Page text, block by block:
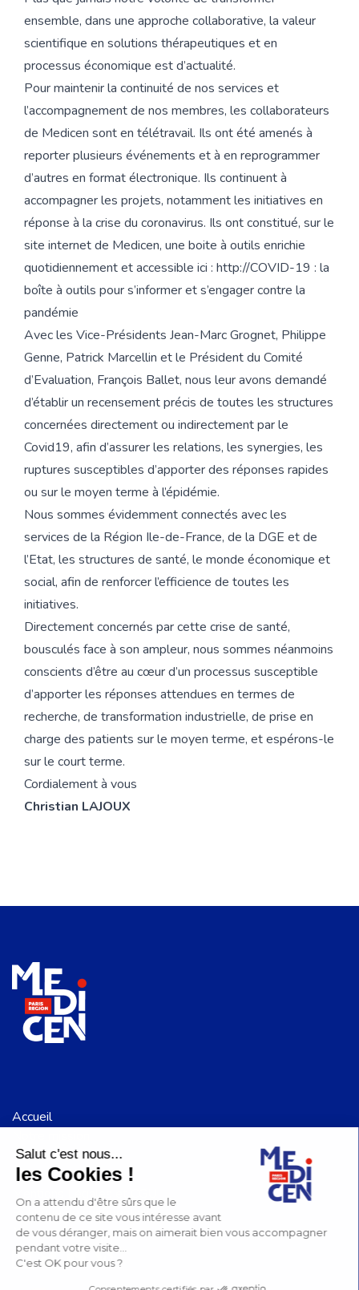
Salut c'est nous...
les Cookies !
On a attendu d'être sûrs que le
contenu de ce site vous intéresse avant
de vous déranger, mais on aimerait bien vous accompagner
pendant votre visite...
C'est OK pour vous ?
ensemble, dans une approche collaborative, la valeur
scientifique en solutions thérapeutiques et en
processus économique est d’actualité.
Pour maintenir la continuité de nos services et
l’accompagnement de nos membres, les collaborateurs
de Medicen sont en télétravail. Ils ont été amenés à
reporter plusieurs événements et à en reprogrammer
d’autres en format électronique. Ils continuent à
accompagner les projets, notamment les initiatives en
réponse à la crise du coronavirus. Ils ont constitué, sur le
site internet de Medicen, une boite à outils enrichie
quotidiennement et accessible ici : http://COVID-19 : la
boîte à outils pour s’informer et s’engager contre la
pandémie
Avec les Vice-Présidents Jean-Marc Grognet, Philippe
Genne, Patrick Marcellin et le Président du Comité
d’Evaluation, François Ballet, nous leur avons demandé
d’établir un recensement précis de toutes les structures
concernées directement ou indirectement par le
Covid19, afin d’assurer les relations, les synergies, les
ruptures susceptibles d’apporter des réponses rapides
ou sur le moyen terme à l’épidémie.
Nous sommes évidemment connectés avec les
services de la Région Ile-de-France, de la DGE et de
l’Etat, les structures de santé, le monde économique et
social, afin de renforcer l’efficience de toutes les
initiatives.
Directement concernés par cette crise de santé,
bousculés face à son ampleur, nous sommes néanmoins
conscients d’être au cœur d’un processus susceptible
d’apporter les réponses attendues en termes de
recherche, de transformation industrielle, de prise en
charge des patients sur le moyen terme, et espérons-le
sur le court terme.
Cordialement à vous
Christian LAJOUX
Accueil
Notre communauté
Medicen recrute
Mentions Légales et CGU
Politique de confidentialité
Nous suivre